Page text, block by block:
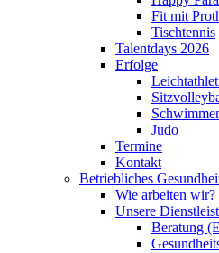
Fit mit
Tischtennis
Talentdays 2026
Erfolge
Judo
Termine
Kontakt
Betriebliches
Wie arbeiten wir?
Unsere
Beratung